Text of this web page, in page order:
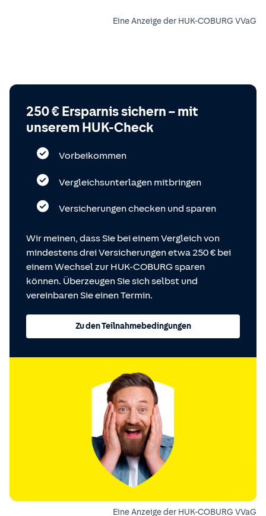
Eine Anzeige der HUK-COBURG VVaG
250 € Ersparnis sichern – mit
unserem HUK-Check
Vorbeikommen
Vergleichsunterlagen mitbringen
Versicherungen checken und sparen
Wir meinen, dass Sie bei einem Vergleich von
mindestens drei Versicherungen etwa 250 € bei
einem Wechsel zur HUK-COBURG sparen
können. Überzeugen Sie sich selbst und
vereinbaren Sie einen Termin.
Zu den Teilnahmebedingungen
Eine Anzeige der HUK-COBURG VVaG